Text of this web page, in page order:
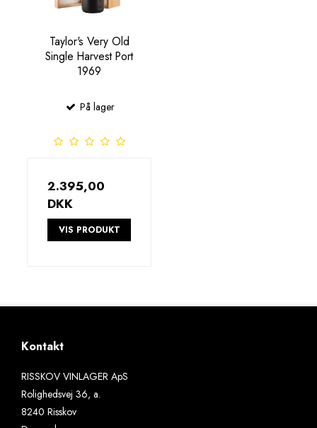
Taylor's Very Old
Single Harvest Port
1969
På lager
2.395,00
DKK
VIS PRODUKT
Kontakt
RISSKOV VINLAGER ApS
Rolighedsvej 36, a.
8240 Risskov